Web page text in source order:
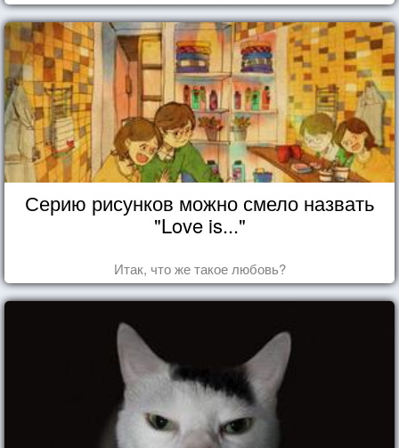
Серию рисунков можно смело назвать
"Love is..."
Итак, что же такое любовь?